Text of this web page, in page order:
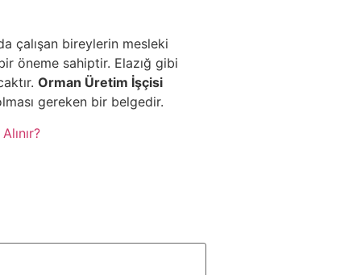
çalışan bireylerin mesleki
öneme sahiptir. Elazığ gibi
Orman Üretim İşçisi
gereken bir belgedir.